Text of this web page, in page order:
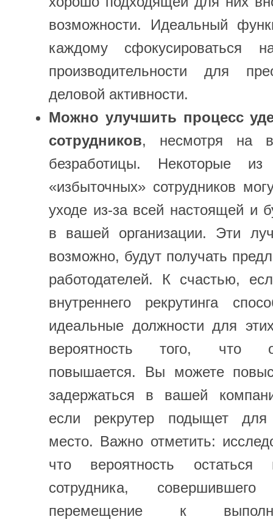
возможности. Идеальный
каждому сфокусироваться
производительности для
деловой активности.
Можно улучшить процесс
сотрудников, несмотря на
безработицы. Некоторые
«избыточных» сотрудников
уходе из-за всей настоящей и
в вашей организации. Эти
возможно, будут получать
работодателей. К счастью,
внутреннего рекрутинга
идеальные должности для
вероятность того, что
повышается. Вы можете
задержаться в вашей
если рекрутер подыщет
место. Важно отметить:
что вероятность
сотрудника, совершившего
перемещение к